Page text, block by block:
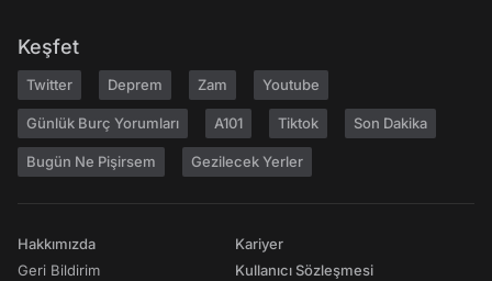
Keşfet
Twitter Deprem Zam Youtube
Günlük Burç Yorumları A101 Tiktok Son Dakika
Bugün Ne Pişirsem Gezilecek Yerler
Hakkımızda
Geri Bildirim
Kariyer
Kullanıcı Sözleşmesi